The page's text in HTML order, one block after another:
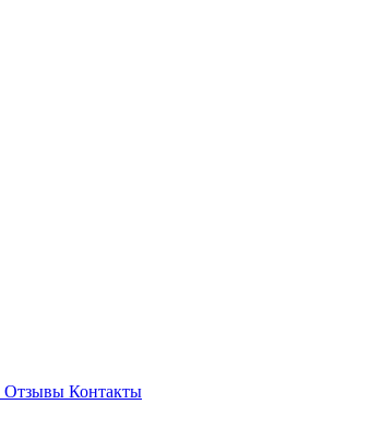
Отзывы Контакты